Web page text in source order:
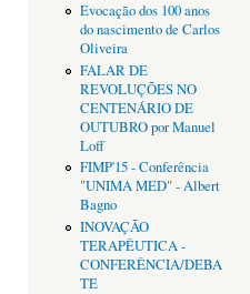
Evocação dos 100 anos
do nascimento de Carlos
Oliveira
FALAR DE
REVOLUÇÕES NO
CENTENÁRIO DE
OUTUBRO por Manuel
Loff
FIMP'15 - Conferência
"UNIMA MED" - Albert
Bagno
INOVAÇÃO
TERAPÊUTICA -
CONFERÊNCIA/DEBA
TE